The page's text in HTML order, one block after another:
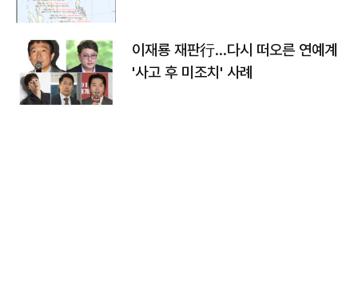
이재룡 재판行…다시 떠오른 연예계
'사고 후 미조치' 사례